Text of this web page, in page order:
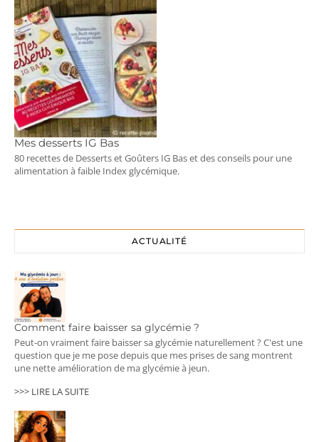
Mes desserts IG Bas
80 recettes de Desserts et Goûters IG Bas et des conseils pour une
alimentation à faible Index glycémique.
ACTUALITÉ
Comment faire baisser sa glycémie ?
Peut-on vraiment faire baisser sa glycémie naturellement ? C'est une
question que je me pose depuis que mes prises de sang montrent
une nette amélioration de ma glycémie à jeun.
>>> LIRE LA SUITE